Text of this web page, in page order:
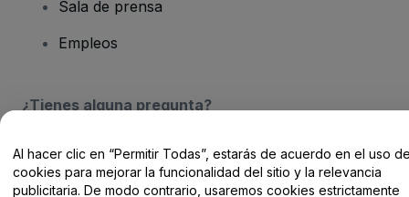
Sala de prensa
Empleos
¿Tienes alguna pregunta?
Centro de Ayuda / Contacto
Al hacer clic en “Permitir Todas”, estarás de acuerdo en el uso
cookies para mejorar la funcionalidad del sitio y la relevancia
publicitaria. De modo contrario, usaremos cookies estrictamente